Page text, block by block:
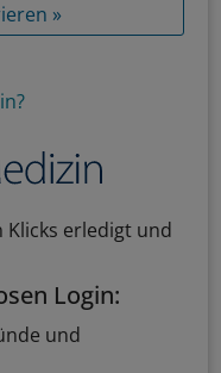
»
erledigt und
Login:
und